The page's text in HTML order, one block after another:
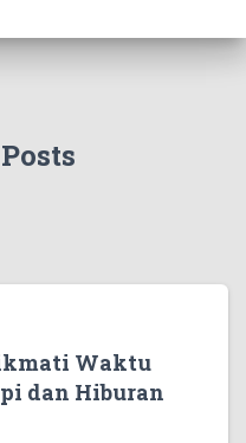
Waktu
dan Hiburan